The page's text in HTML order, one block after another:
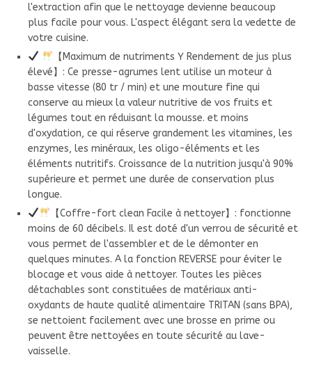
l'extraction afin que le nettoyage devienne beaucoup
plus facile pour vous. L'aspect élégant sera la vedette de
votre cuisine.
【Maximum de nutriments Y Rendement de jus plus
élevé】: Ce presse-agrumes lent utilise un moteur à
basse vitesse (80 tr / min) et une mouture fine qui
conserve au mieux la valeur nutritive de vos fruits et
légumes tout en réduisant la mousse. et moins
d'oxydation, ce qui réserve grandement les vitamines, les
enzymes, les minéraux, les oligo-éléments et les
éléments nutritifs. Croissance de la nutrition jusqu'à 90%
supérieure et permet une durée de conservation plus
longue.
【Coffre-fort clean Facile à nettoyer】: fonctionne
moins de 60 décibels. Il est doté d'un verrou de sécurité et
vous permet de l'assembler et de le démonter en
quelques minutes. A la fonction REVERSE pour éviter le
blocage et vous aide à nettoyer. Toutes les pièces
détachables sont constituées de matériaux anti-
oxydants de haute qualité alimentaire TRITAN (sans BPA),
se nettoient facilement avec une brosse en prime ou
peuvent être nettoyées en toute sécurité au lave-
vaisselle.